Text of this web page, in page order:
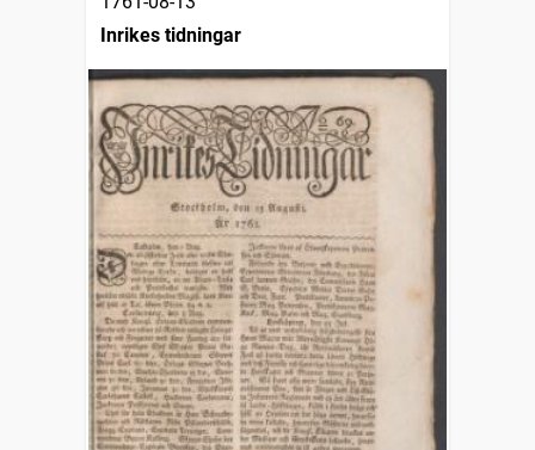
Inrikes tidningar